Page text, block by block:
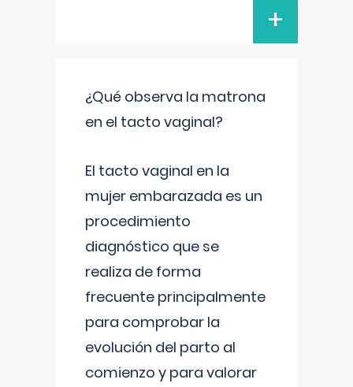
+
¿Qué observa la matrona
en el tacto vaginal?
El tacto vaginal en la
mujer embarazada es un
procedimiento
diagnóstico que se
realiza de forma
frecuente principalmente
para comprobar la
evolución del parto al
comienzo y para valorar